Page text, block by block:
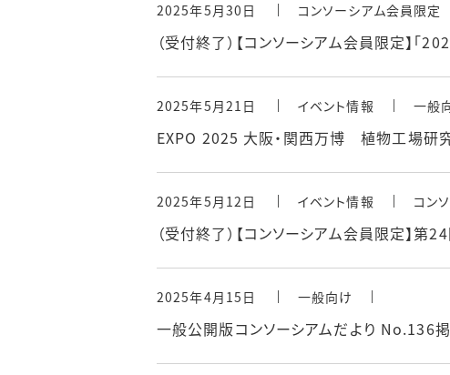
2025年5月30日 コンソーシアム会員限定
（受付終了）【コンソーシアム会員限定】
2025年5月21日 イベント情報 一般
EXPO 2025 大阪・関西万博 植物工場研究
2025年5月12日 イベント情報 コン
（受付終了）【コンソーシアム会員限定】
2025年4月15日 一般向け
一般公開版コンソーシアムだより No.136